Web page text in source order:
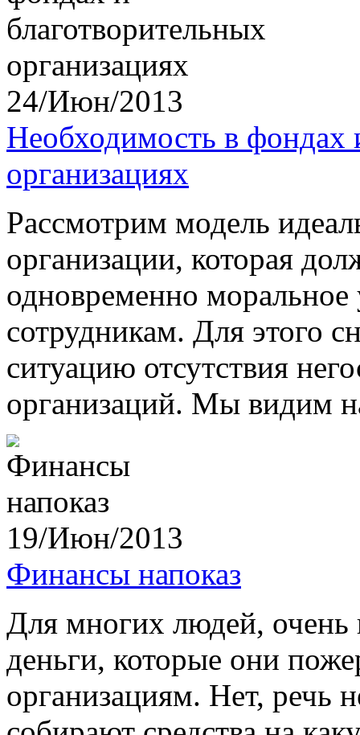
24/Июн/2013
Необходимость в фондах
организациях
Рассмотрим модель
организации, которая
одновременно моральное
сотрудникам. Для этого
ситуацию отсутствия
организаций. Мы видим
19/Июн/2013
Финансы напоказ
Для многих людей, очень
деньги, которые они
организациям. Нет, речь